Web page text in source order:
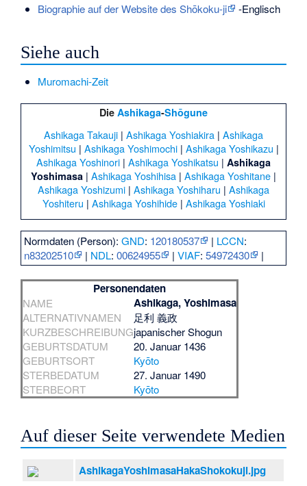
Biographie auf der Website des Shōkoku-ji
-Englisch
Siehe auch
Muromachi-Zeit
Die Ashikaga-Shōgune
Ashikaga Takauji | Ashikaga Yoshiakira | Ashikaga
Yoshimitsu | Ashikaga Yoshimochi| Ashikaga Yoshikazu |
Ashikaga Yoshinori | Ashikaga Yoshikatsu | Ashikaga
Yoshimasa | Ashikaga Yoshihisa | Ashikaga Yoshitane |
Ashikaga Yoshizumi | Ashikaga Yoshiharu | Ashikaga
Yoshiteru | Ashikaga Yoshihide| Ashikaga Yoshiaki
Normdaten (Person):GND: 120180537 | LCCN:
n83202510
| NDL:00624955 |VIAF:54972430 |
Personendaten
NAME Ashikaga, Yoshimasa
ALTERNATIVNAMEN
足利 義政
KURZBESCHREIBUNGjapanischer Shogun
GEBURTSDATUM
20. Januar 1436
GEBURTSORT
Kyōto
STERBEDATUM
27. Januar 1490
STERBEORT
Kyōto
Auf dieser Seite verwendete Medien
AshikagaYoshimasaHakaShokokuji.jpg